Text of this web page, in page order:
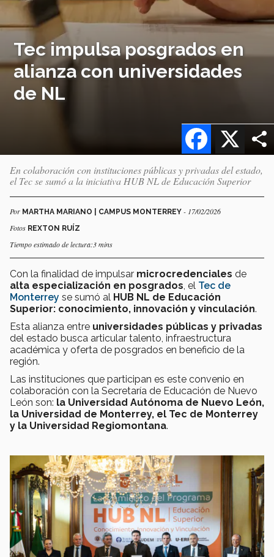
Tec impulsa posgrados en
alianza con universidades
de NL
X
Facebook
En colaboración con instituciones públicas y privadas del estado,
el Tec se sumó a la iniciativa HUB NL de Educación Superior
Por MARTHA MARIANO | CAMPUS MONTERREY - 17/02/2026
Fotos REXTON RUÍZ
Tiempo estimado de lectura:3 mins
Con la finalidad de impulsar microcredenciales de
alta especialización en posgrados , el Tec de
Monterrey se sumó al HUB NL de Educación
Superior: conocimiento, innovación y vinculación.
Esta alianza entre universidades públicas y privadas
del estado busca articular talento, infraestructura
académica y oferta de posgrados en beneficio de la
región.
Las instituciones que participan es este convenio en
colaboración con la Secretaría de Educación de Nuevo
León son: la Universidad Autónoma de Nuevo León,
la Universidad de Monterrey, el Tec de Monterrey
y la Universidad Regiomontana.